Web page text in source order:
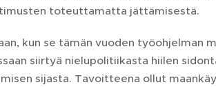
toteuttamatta jättämisestä.
kun se tämän vuoden työohjelman
siirtyä nielupolitiikasta hiilen
sijasta. Tavoitteena ollut